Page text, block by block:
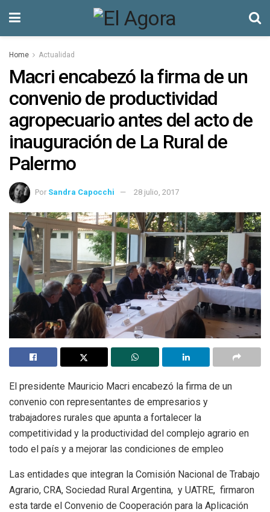
Home Actualidad
Macri encabezó la firma de un
convenio de productividad
agropecuario antes del acto de
inauguración de La Rural de
Palermo
Por Sandra Capocchi 28 julio, 2017
El presidente Mauricio Macri encabezó la firma de un
convenio con representantes de empresarios y
trabajadores rurales que apunta a fortalecer la
competitividad y la productividad del complejo agrario en
todo el país y a mejorar las condiciones de empleo
Las entidades que integran la Comisión Nacional de Trabajo
Agrario, CRA, Sociedad Rural Argentina, y UATRE, firmaron
esta tarde el Convenio de Cooperación para la Aplicación